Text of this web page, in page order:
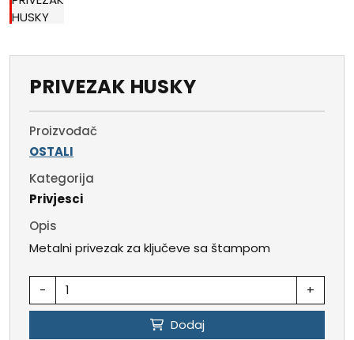
PRIVEZAK HUSKY
Proizvođač
OSTALI
Kategorija
Privjesci
Opis
Metalni privezak za ključeve sa štampom
- +
Dodaj